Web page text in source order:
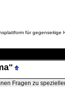
für gegenseitige
Fragen zu